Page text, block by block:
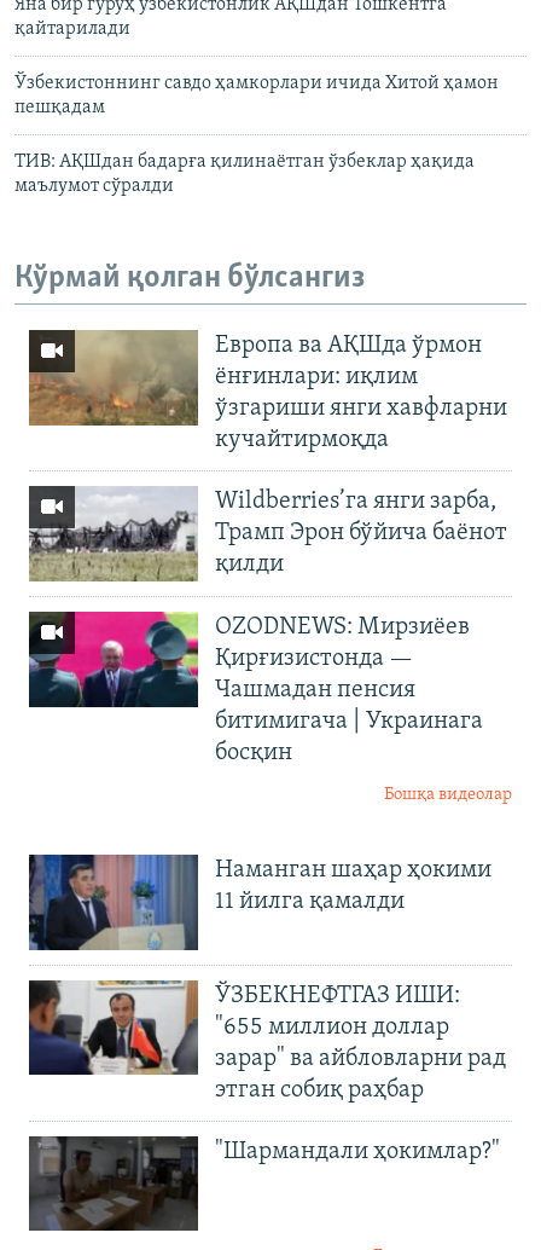
Яна бир гуруҳ ўзбекистонлик АҚШдан Тошкентга
қайтарилади
Ўзбекистоннинг савдо ҳамкорлари ичида Хитой ҳамон
пешқадам
ТИВ: АҚШдан бадарға қилинаётган ўзбеклар ҳақида
маълумот сўралди
Кўрмай қолган бўлсангиз
Европа ва АҚШда ўрмон
ёнғинлари: иқлим
ўзгариши янги хавфларни
кучайтирмоқда
Wildberries’га янги зарба,
Трамп Эрон бўйича баёнот
қилди
OZODNEWS: Мирзиёев
Қирғизистонда —
Чашмадан пенсия
битимигача | Украинага
босқин
Бошқа видеолар
Наманган шаҳар ҳокими
11 йилга қамалди
ЎЗБЕКНЕФТГАЗ ИШИ:
"655 миллион доллар
зарар" ва айбловларни рад
этган собиқ раҳбар
"Шармандали ҳокимлар?"